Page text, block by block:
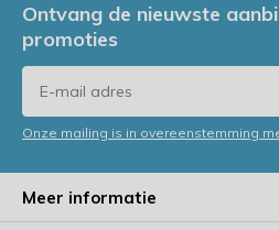
Ontvang de nieuwste
promoties
Onze mailing is in overeenstemming
Meer informatie